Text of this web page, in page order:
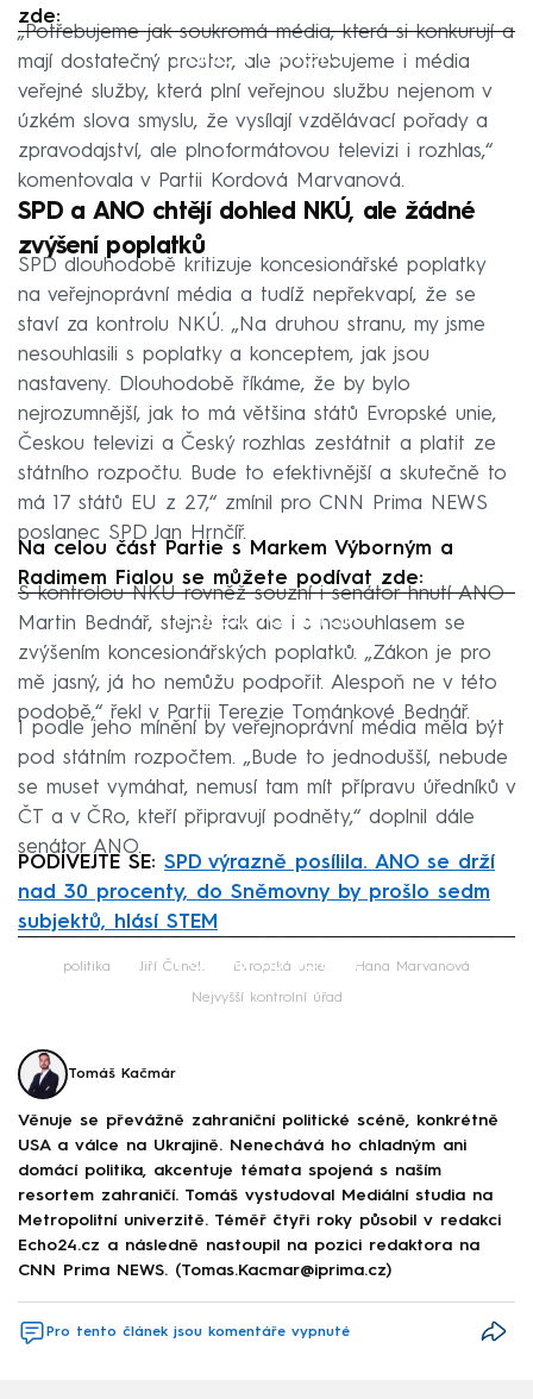
zde:
Failed to fetch
„Potřebujeme jak soukromá média, která si konkurují a
mají dostatečný prostor, ale potřebujeme i média
veřejné služby, která plní veřejnou službu nejenom v
úzkém slova smyslu, že vysílají vzdělávací pořady a
zpravodajství, ale plnoformátovou televizi i rozhlas,“
komentovala v Partii Kordová Marvanová.
SPD a ANO chtějí dohled NKÚ, ale žádné
zvýšení poplatků
SPD dlouhodobě kritizuje koncesionářské poplatky
na veřejnoprávní média a tudíž nepřekvapí, že se
staví za kontrolu NKÚ. „Na druhou stranu, my jsme
nesouhlasili s poplatky a konceptem, jak jsou
nastaveny. Dlouhodobě říkáme, že by bylo
nejrozumnější, jak to má většina států Evropské unie,
Českou televizi a Český rozhlas zestátnit a platit ze
státního rozpočtu. Bude to efektivnější a skutečně to
má 17 států EU z 27,“ zmínil pro CNN Prima NEWS
poslanec SPD Jan Hrnčíř.
Na celou část Partie s Markem Výborným a
Radimem Fialou se můžete podívat zde:
Failed to fetch
S kontrolou NKÚ rovněž souzní i senátor hnutí ANO
Martin Bednář, stejně tak ale i s nesouhlasem se
zvýšením koncesionářských poplatků. „Zákon je pro
mě jasný, já ho nemůžu podpořit. Alespoň ne v této
podobě,“ řekl v Partii Terezie Tománkové Bednář.
I podle jeho mínění by veřejnoprávní média měla být
pod státním rozpočtem. „Bude to jednodušší, nebude
se muset vymáhat, nemusí tam mít přípravu úředníků v
ČT a v ČRo, kteří připravují podněty,“ doplnil dále
senátor ANO.
PODÍVEJTE SE: SPD výrazně posílila. ANO se drží
nad 30 procenty, do Sněmovny by prošlo sedm
subjektů, hlásí STEM
Failed to fetch
politika Jiří Čunek Evropská unie Hana Marvanová
Nejvyšší kontrolní úřad
Tomáš Kačmár
Věnuje se převážně zahraniční politické scéně, konkrétně
USA a válce na Ukrajině. Nenechává ho chladným ani
domácí politika, akcentuje témata spojená s naším
resortem zahraničí. Tomáš vystudoval Mediální studia na
Metropolitní univerzitě. Téměř čtyři roky působil v redakci
Echo24.cz a následně nastoupil na pozici redaktora na
CNN Prima NEWS. (Tomas.Kacmar@iprima.cz)
Pro tento článek jsou komentáře vypnuté